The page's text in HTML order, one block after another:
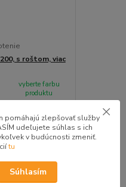
s roštom, viac
vyberte farbu
produktu
pomáhajú zlepšovať služby
udeľujete súhlas s ich
v budúcnosti zmeniť.
tu
Súhlasím